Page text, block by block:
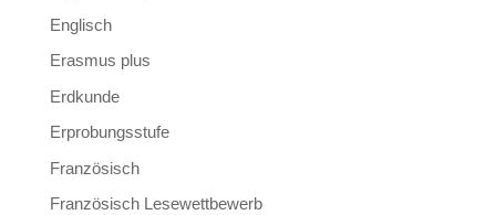
Englisch
Erasmus plus
Erdkunde
Erprobungsstufe
Französisch
Französisch Lesewettbewerb